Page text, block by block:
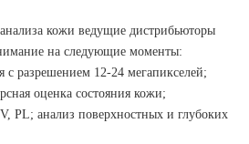
кожи ведущие дистрибьюторы
на следующие моменты:
с разрешением 12-24 мегапикселей;
оценка состояния кожи;
PL; анализ поверхностных и глубоких